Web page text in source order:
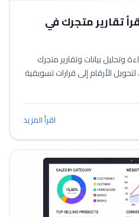
تقارير متجرك في
وتحليل بيانات وتقارير متجرك
الأرقام إلى قرارات تسويقية
اقرأ المزيد